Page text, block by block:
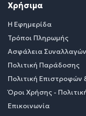
Χρήσιμα
Η Εφημερίδα
Τρόποι Πληρωμής
Ασφάλεια Συναλλαγών
Πολιτική Παράδοσης
Πολιτική
Όροι Χρήσης -
Επικοινωνία